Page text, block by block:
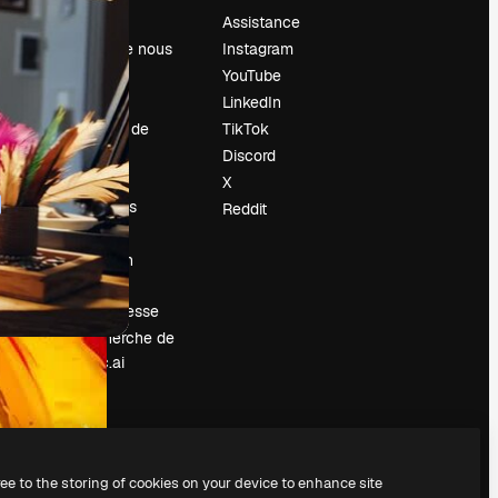
Prix
À propos de nous
Carrières
Tendances de
recherche
Blog
Événements
Slidesgo
Vendre mon
contenu
Salle de presse
À la recherche de
magnific.ai
Assistance
Instagram
YouTube
LinkedIn
TikTok
Discord
X
Reddit
to the storing of cookies on your device to enhance site